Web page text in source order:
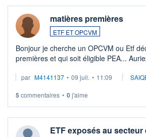
matières premières
ETF ET OPCVM
Bonjour je cherche un OPCVM ou Etf
premières et qui soit éligible PEA...
par M4141137 • 09 juil. • 11:09
5 commentaires • 0j'aime
ETF exposés au